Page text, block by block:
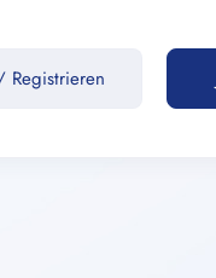
Registrieren